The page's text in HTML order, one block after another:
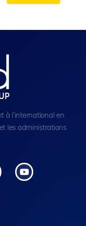
à l’international en
les administrations